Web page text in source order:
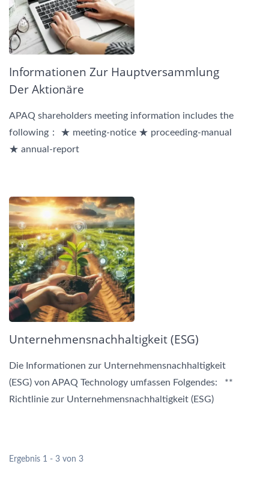
Informationen Zur Hauptversammlung
Der Aktionäre
APAQ shareholders meeting information includes the
following： ★ meeting-notice ★ proceeding-manual
★ annual-report
Unternehmensnachhaltigkeit (ESG)
Die Informationen zur Unternehmensnachhaltigkeit
(ESG) von APAQ Technology umfassen Folgendes: **
Richtlinie zur Unternehmensnachhaltigkeit (ESG)
Ergebnis 1 - 3 von 3